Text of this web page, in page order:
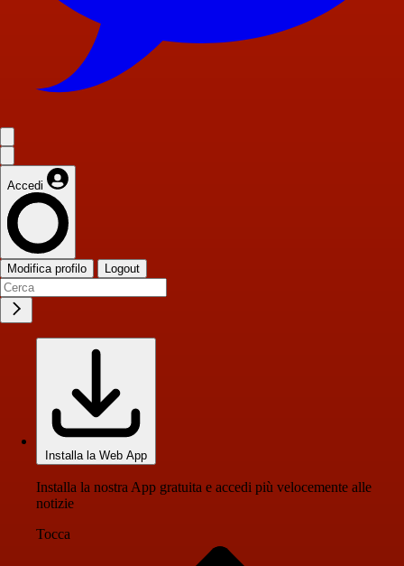
Accedi
Modifica profilo Logout
Installa la Web App
Installa la nostra App gratuita e accedi più velocemente alle
notizie
Tocca